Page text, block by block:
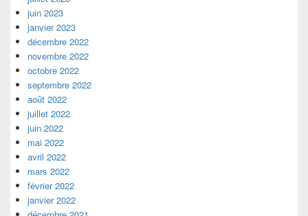
juin 2023
janvier 2023
décembre 2022
novembre 2022
octobre 2022
septembre 2022
août 2022
juillet 2022
juin 2022
mai 2022
avril 2022
mars 2022
février 2022
janvier 2022